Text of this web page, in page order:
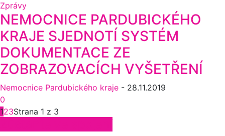
Zprávy
NEMOCNICE PARDUBICKÉHO
KRAJE SJEDNOTÍ SYSTÉM
DOKUMENTACE ZE
ZOBRAZOVACÍCH VYŠETŘENÍ
Nemocnice Pardubického kraje - 28.11.2019
0
123Strana 1 z 3